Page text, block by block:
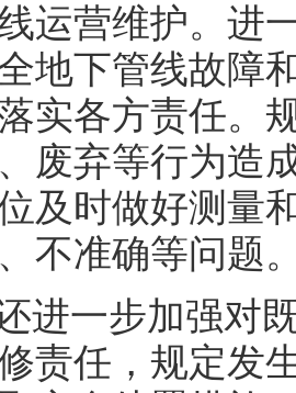
运营维护。进
地下管线故障
实各方责任。
废弃等行为造
及时做好测量
不准确等问题
进一步加强对
责任，规定发